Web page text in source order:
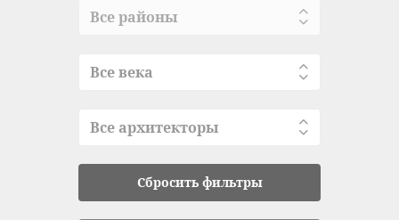
Все районы
Все века
Все архитекторы
Сбросить фильтры